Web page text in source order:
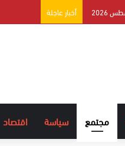
أخبار عاجلة
مجتمع سياسة اقتصاد